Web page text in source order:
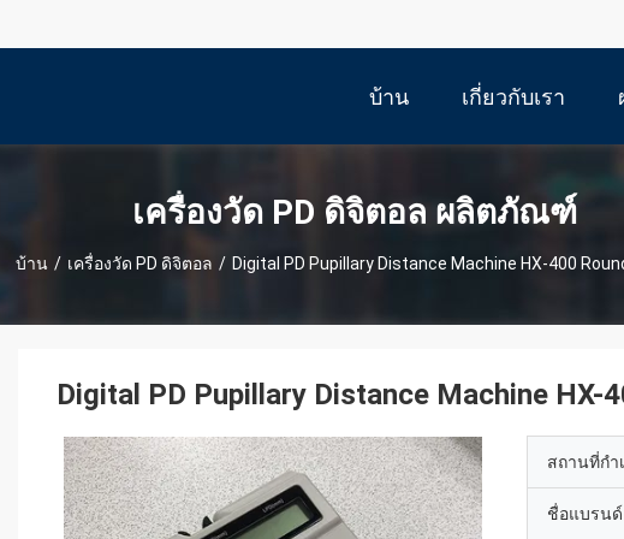
บ้าน เกี่ยวกับเรา
เครื่องวัด PD ดิจิตอล ผลิตภัณฑ์
บ้าน / เครื่องวัด PD ดิจิตอล / Digital PD Pupillary Distance Machine HX-400
Digital PD Pupillary Distance Machine HX-
สถานที่กำ
ชื่อแบรนด์